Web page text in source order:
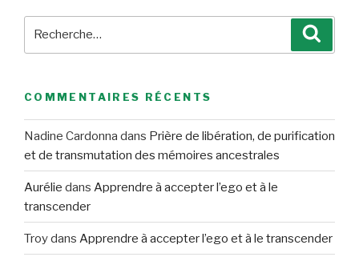
COMMENTAIRES RÉCENTS
Nadine Cardonna dans Prière de libération, de purification
et de transmutation des mémoires ancestrales
Aurélie dans Apprendre à accepter l’ego et à le
transcender
Troydans Apprendre à accepter l’ego et à le transcender